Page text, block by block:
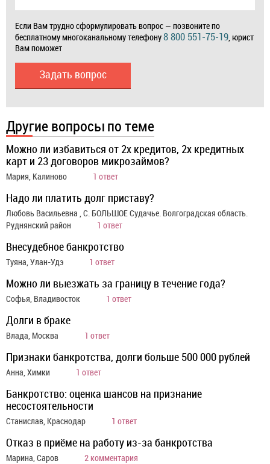
Если Вам трудно сформулировать вопрос — позвоните по
бесплатному многоканальному телефону8 800 551-75-19, юрист
Вам поможет
Задать вопрос
Другие вопросы по теме
Можно ли избавиться от 2х кредитов, 2х кредитных
карт и 23 договоров микрозаймов?
Мария, Калиново 1 ответ
Надо ли платить долг приставу?
Любовь Васильевна , С. БОЛЬШОЕ Судачье. Волгоградская область.
Руднянский район
1 ответ
Внесудебное банкротство
Туяна, Улан-Удэ 1 ответ
Можно ли выезжать за границу в течение года?
Софья, Владивосток 1 ответ
Долги в браке
Влада, Москва 1 ответ
Признаки банкротства, долги больше 500 000 рублей
Анна, Химки 1 ответ
Банкротство: оценка шансов на признание
несостоятельности
Станислав, Краснодар 1 ответ
Отказ в приёме на работу из-за банкротства
Марина, Саров 2 комментария